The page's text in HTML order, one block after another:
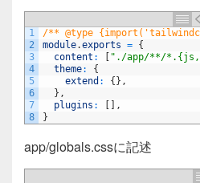
1
2
3
4
5
6
7
8
/** @type
module.exports = {
content : [ "./app/**/
theme:
{
extend : {} ,
} ,
plugins : [ ] ,
}
app/globals.cssに記述